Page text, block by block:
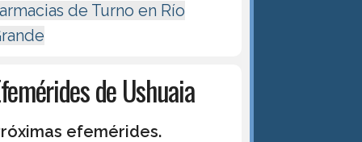
de Turno en Río
de Ushuaia
efemérides.